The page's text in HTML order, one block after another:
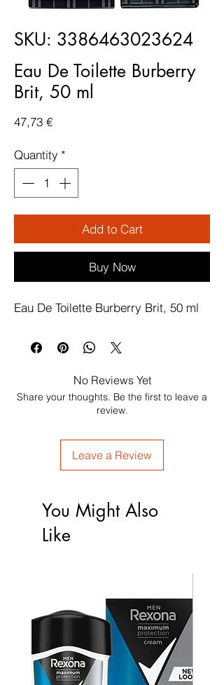
SKU: 3386463023624
Eau De Toilette Burberry
Brit, 50 ml
47,73 €Price
Quantity *
Add to Cart
Buy Now
Eau De Toilette Burberry Brit, 50 ml
No Reviews Yet
Share your thoughts. Be the first to leave a
review.
Leave a Review
You Might Also
Like